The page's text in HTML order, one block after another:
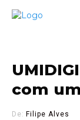
com
De: Filipe Alves